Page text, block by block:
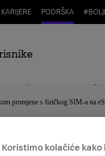
KARIJERE PODRŠKA #
li eSIM sve
ima karakteristike kao i klasični
promjene s fizičkog SIM-a na
Koristimo kolačiće